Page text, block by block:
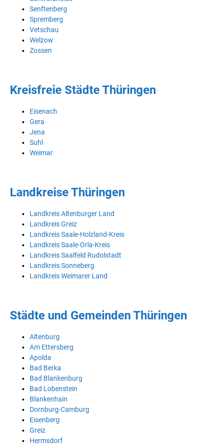
Senftenberg
Spremberg
Vetschau
Welzow
Zossen
Kreisfreie Städte Thüringen
Eisenach
Gera
Jena
Suhl
Weimar
Landkreise Thüringen
Landkreis Altenburger Land
Landkreis Greiz
Landkreis Saale-Holzland-Kreis
Landkreis Saale-Orla-Kreis
Landkreis Saalfeld Rudolstadt
Landkreis Sonneberg
Landkreis Weimarer Land
Städte und Gemeinden Thüringen
Altenburg
Am Ettersberg
Apolda
Bad Berka
Bad Blankenburg
Bad Lobenstein
Blankenhain
Dornburg-Camburg
Eisenberg
Greiz
Hermsdorf